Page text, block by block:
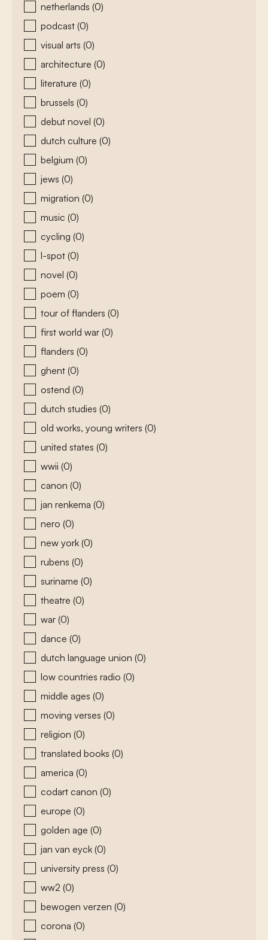
netherlands (0)
podcast (0)
visual arts (0)
architecture (0)
literature (0)
brussels (0)
debut novel (0)
dutch culture (0)
belgium (0)
jews (0)
migration (0)
music (0)
cycling (0)
l-spot (0)
novel (0)
poem (0)
tour of flanders (0)
first world war (0)
flanders (0)
ghent (0)
ostend (0)
dutch studies (0)
old works, young writers (0)
united states (0)
wwii (0)
canon (0)
jan renkema (0)
nero (0)
new york (0)
rubens (0)
suriname (0)
theatre (0)
war (0)
dance (0)
dutch language union (0)
low countries radio (0)
middle ages (0)
moving verses (0)
religion (0)
translated books (0)
america (0)
codart canon (0)
europe (0)
golden age (0)
jan van eyck (0)
university press (0)
ww2 (0)
bewogen verzen (0)
corona (0)